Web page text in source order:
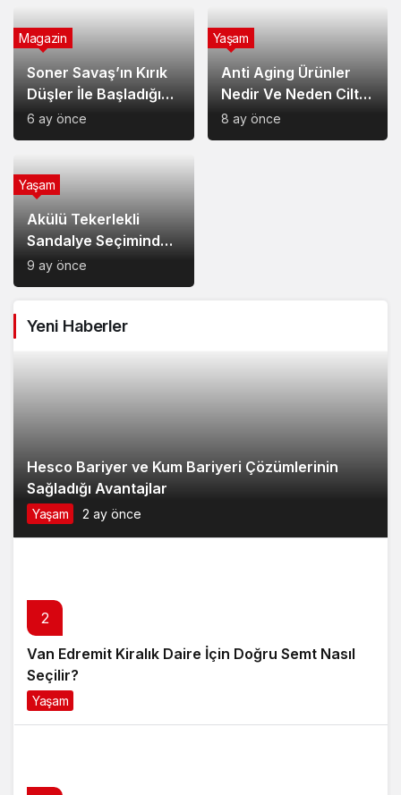
Soner Savaş’ın Kırık
Düşler İle Başladığı
Müzik Serüveni
6 ay önce
Magazin
Anti Aging Ürünler
Nedir Ve Neden Cilt
Bakımında Temel Bir
Yerdedir?
8 ay önce
Yaşam
Akülü Tekerlekli
Sandalye Seçiminde
Dikkat Edilecek
Noktalar: Konfor,
Model Tercihi
9 ay önce
Yaşam
Yeni Haberler
Hesco Bariyer ve Kum Bariyeri Çözümlerinin
Sağladığı Avantajlar
Yaşam 2 ay önce
2
Van Edremit Kiralık Daire İçin Doğru Semt Nasıl
Seçilir?
Yaşam